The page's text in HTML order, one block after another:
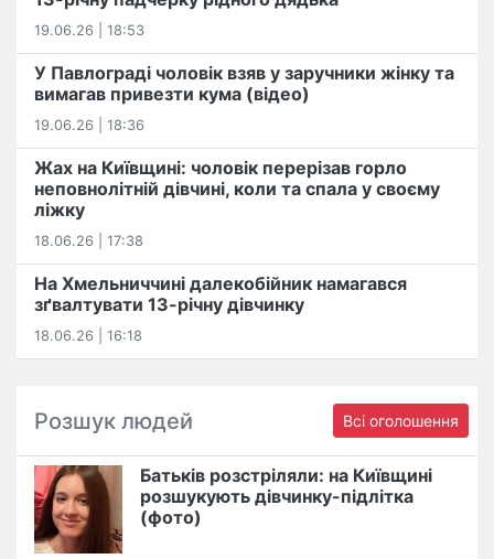
19.06.26 | 18:53
У Павлограді чоловік взяв у заручники жінку та
вимагав привезти кума (відео)
19.06.26 | 18:36
Жах на Київщині: чоловік перерізав горло
неповнолітній дівчині, коли та спала у своєму
ліжку
18.06.26 | 17:38
На Хмельниччині далекобійник намагався
зґвалтувати 13-річну дівчинку
18.06.26 | 16:18
Розшук людей Всі оголошення
Батьків розстріляли: на Київщині
розшукують дівчинку-підлітка
(фото)